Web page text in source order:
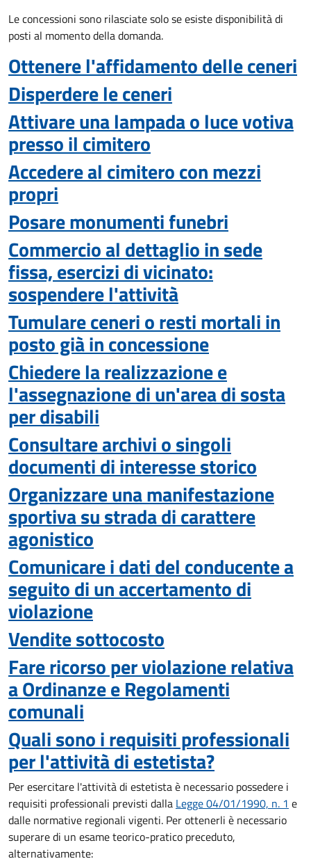
Le concessioni sono rilasciate solo se esiste disponibilità di
posti al momento della domanda.
Ottenere l'affidamento delle ceneri
Disperdere le ceneri
Attivare una lampada o luce votiva
presso il cimitero
Accedere al cimitero con mezzi
propri
Posare monumenti funebri
Commercio al dettaglio in sede
fissa, esercizi di vicinato:
sospendere l'attività
Tumulare ceneri o resti mortali in
posto già in concessione
Chiedere la realizzazione e
l'assegnazione di un'area di sosta
per disabili
Consultare archivi o singoli
documenti di interesse storico
Organizzare una manifestazione
sportiva su strada di carattere
agonistico
Comunicare i dati del conducente a
seguito di un accertamento di
violazione
Vendite sottocosto
Fare ricorso per violazione relativa
a Ordinanze e Regolamenti
comunali
Quali sono i requisiti professionali
per l'attività di estetista?
Per esercitare l'attività di estetista è necessario possedere i
requisiti professionali previsti dalla Legge 04/01/1990, n. 1 e
dalle normative regionali vigenti. Per ottenerli è necessario
superare di un esame teorico-pratico preceduto,
alternativamente: